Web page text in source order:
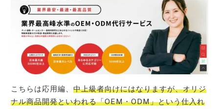
こちらは応用編、中上級者向けにはなりますが、オリジ
ナル商品開発といわれる「OEM・ODM」という仕入れ